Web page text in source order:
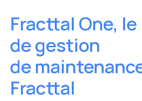
Fracttal One,
de gestion
de
Fracttal